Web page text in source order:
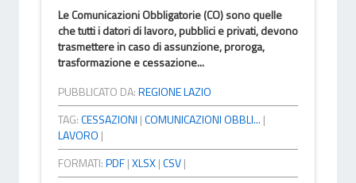
Le Comunicazioni Obbligatorie (CO) sono quelle
che tutti i datori di lavoro, pubblici e privati, devono
trasmettere in caso di assunzione, proroga,
trasformazione e cessazione...
PUBBLICATO DA:REGIONE LAZIO
TAG:CESSAZIONI |COMUNICAZIONI OBBLI... |
LAVORO |
FORMATI:PDF|XLSX|CSV|